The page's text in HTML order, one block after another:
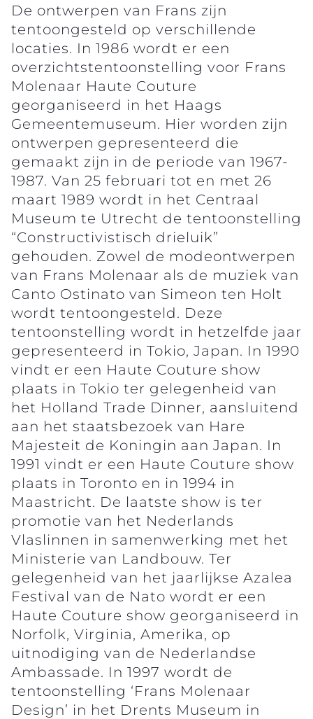
De ontwerpen van Frans zijn
tentoongesteld op verschillende
locaties. In 1986 wordt er een
overzichtstentoonstelling voor Frans
Molenaar Haute Couture
georganiseerd in het Haags
Gemeentemuseum. Hier worden zijn
ontwerpen gepresenteerd die
gemaakt zijn in de periode van 1967-
1987. Van 25 februari tot en met 26
maart 1989 wordt in het Centraal
Museum te Utrecht de tentoonstelling
“Constructivistisch drieluik”
gehouden. Zowel de modeontwerpen
van Frans Molenaar als de muziek van
Canto Ostinato van Simeon ten Holt
wordt tentoongesteld. Deze
tentoonstelling wordt in hetzelfde jaar
gepresenteerd in Tokio, Japan. In 1990
vindt er een Haute Couture show
plaats in Tokio ter gelegenheid van
het Holland Trade Dinner, aansluitend
aan het staatsbezoek van Hare
Majesteit de Koningin aan Japan. In
1991 vindt er een Haute Couture show
plaats in Toronto en in 1994 in
Maastricht. De laatste show is ter
promotie van het Nederlands
Vlaslinnen in samenwerking met het
Ministerie van Landbouw. Ter
gelegenheid van het jaarlijkse Azalea
Festival van de Nato wordt er een
Haute Couture show georganiseerd in
Norfolk, Virginia, Amerika, op
uitnodiging van de Nederlandse
Ambassade. In 1997 wordt de
tentoonstelling ‘Frans Molenaar
Design’ in het Drents Museum in